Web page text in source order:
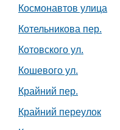
Космонавтов улица
Котельникова пер.
Котовского ул.
Кошевого ул.
Крайний пер.
Крайний переулок